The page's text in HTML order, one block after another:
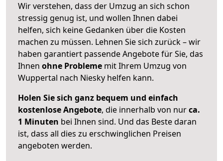
Wir verstehen, dass der Umzug an sich schon
stressig genug ist, und wollen Ihnen dabei
helfen, sich keine Gedanken über die Kosten
machen zu müssen. Lehnen Sie sich zurück – wir
haben garantiert passende Angebote für Sie, das
Ihnen ohne Probleme mit Ihrem Umzug von
Wuppertal nach Niesky helfen kann.
Holen Sie sich ganz bequem und einfach
kostenlose Angebote, die innerhalb von nurca.
1 Minuten bei Ihnen sind. Und das Beste daran
ist, dass all dies zu erschwinglichen Preisen
angeboten werden.